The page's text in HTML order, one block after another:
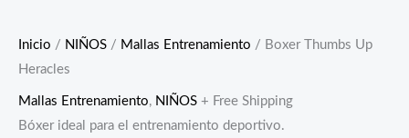
Inicio / NIÑOS / Mallas Entrenamiento / Boxer Thumbs Up
Heracles
Mallas Entrenamiento, NIÑOS + Free Shipping
Bóxer ideal para el entrenamiento deportivo.